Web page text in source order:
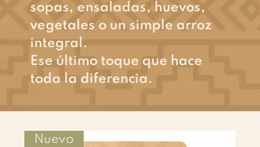
sopas, ensaladas, huevos,
vegetales o un simple arroz
integral.
Ese último toque que hace
toda la diferencia.
Nuevo